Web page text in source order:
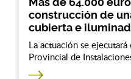
construcción de
cubierta e
La actuación se
Provincial de